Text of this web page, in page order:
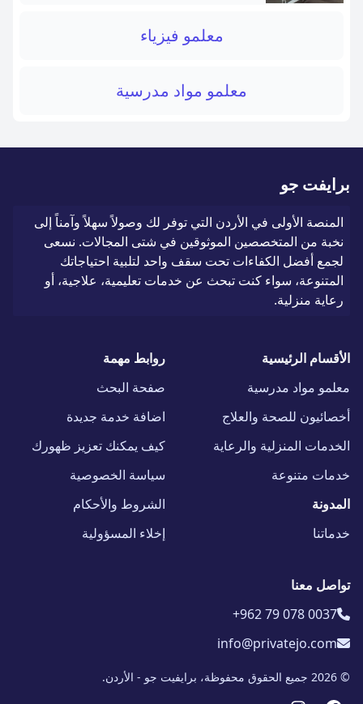
معلمو فيزياء
معلمو مواد مدرسية
برايفت جو
المنصة الأولى في الأردن التي توفر لك وصولاً سهلاً وآمناً إلى
نخبة من المتخصصين الموثوقين في شتى المجالات. نسعى
لجمع أفضل الكفاءات تحت سقف واحد لتلبية احتياجاتك
المتنوعة، سواء كنت تبحث عن خدمات تعليمية، علاجية، أو
رعاية منزلية.
الأقسام الرئيسية
معلمو مواد مدرسية
أخصائيون للصحة والعلاج
الخدمات المنزلية والرعاية
خدمات متنوعة
المدونة
خدماتنا
روابط مهمة
صفحة البحث
اضافة خدمة جديدة
كيف يمكنك تعزيز ظهورك
سياسة الخصوصية
الشروط والأحكام
إخلاء المسؤولية
تواصل معنا
+962 79 078 0037
info@privatejo.com
© 2026 جميع الحقوق محفوظة، برايفيت جو - الأردن.